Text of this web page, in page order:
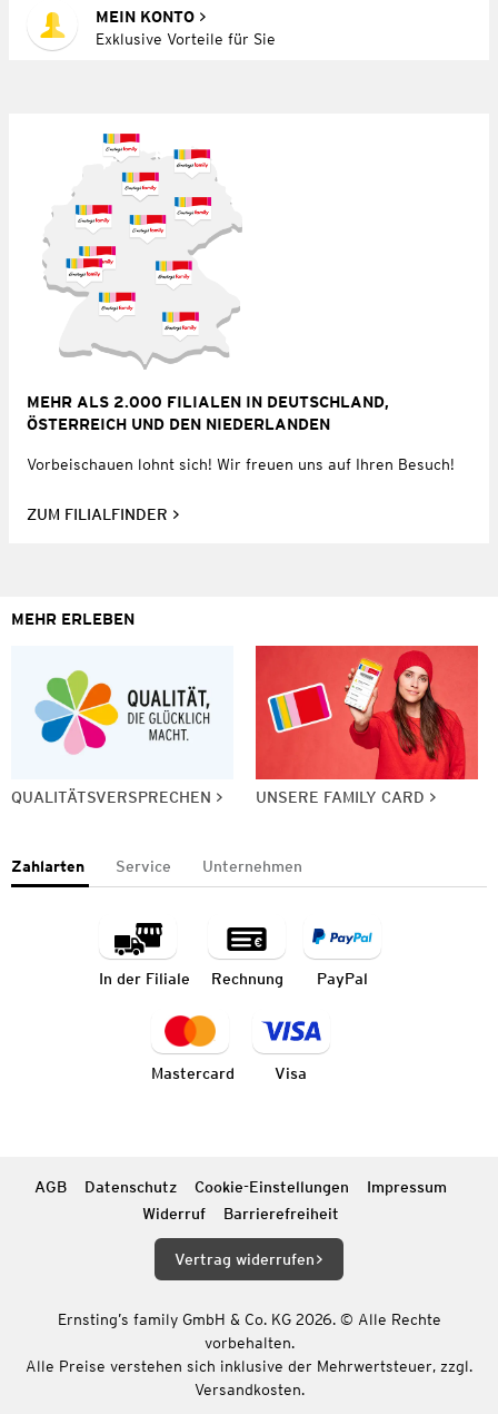
MEIN KONTO
Exklusive Vorteile für Sie
MEHR ALS 2.000 FILIALEN IN DEUTSCHLAND,
ÖSTERREICH UND DEN NIEDERLANDEN
Vorbeischauen lohnt sich! Wir freuen uns auf Ihren Besuch!
ZUM FILIALFINDER
MEHR ERLEBEN
QUALITÄTSVERSPRECHEN UNSERE FAMILY CARD
Zahlarten Service Unternehmen
In der Filiale Rechnung PayPal
Mastercard Visa
AGB Datenschutz Cookie-Einstellungen
Impressum
Widerruf
Barrierefreiheit
Vertrag widerrufen
Ernsting’s family GmbH & Co. KG 2026. © Alle Rechte
vorbehalten.
Alle Preise verstehen sich inklusive der Mehrwertsteuer, zzgl.
Versandkosten.